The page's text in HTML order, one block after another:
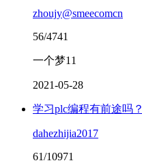
zhoujy@smeecomcn
56/4741
一个梦11
2021-05-28
学习plc编程有前途吗？
dahezhijia2017
61/10971